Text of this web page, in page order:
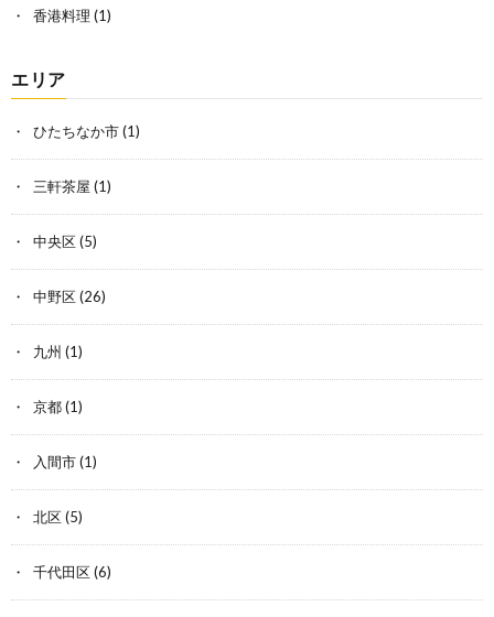
香港料理 (1)
エリア
ひたちなか市(1)
三軒茶屋 (1)
中央区(5)
中野区(26)
九州 (1)
京都(1)
入間市(1)
北区(5)
千代田区(6)